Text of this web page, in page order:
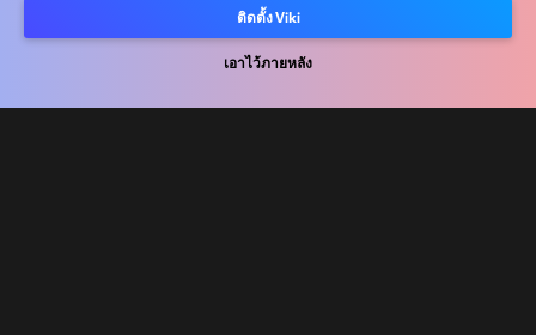
ติดตั้ง Viki
เอาไว้ภายหลัง
ศูนย์ประชาสัมพันธ์
ข้อกำหนดการใช้งาน